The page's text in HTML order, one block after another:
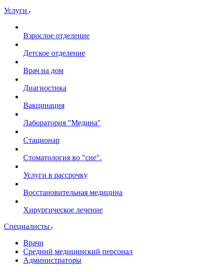
Услуги
Взрослое отделение
Детское отделение
Врач на дом
Диагностика
Вакцинация
Лаборатория "Медина"
Стационар
Стоматология во "сне".
Услуги в рассрочку
Восстановительная медицина
Хирургическое лечение
Специалисты
Врачи
Средний медицинский персонал
Администраторы